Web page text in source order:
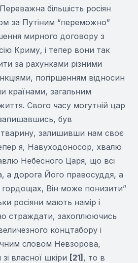
більшість росіян
за Путіним “переможно”
мирного договору з
Криму, і тепер вони так
за рахунками різними
погіршенням відносин
країнами, загальним
Свого часу могутній цар
був
залишивши нам своє
я, Навуходоносор, хвалю
Небесного Царя, що всі
а дорога Його правосуддя, а
Він може понизити”
росіяни мають намір і
страждати, захоплюючись
концтабору і
словом Невзорова,
власної шкіри [21] , то в